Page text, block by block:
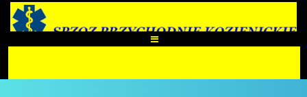
E-Rejestracja